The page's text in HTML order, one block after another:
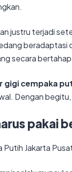
justru terjadi
beradaptasi
secara
gigi cempaka
Dengan
pakai